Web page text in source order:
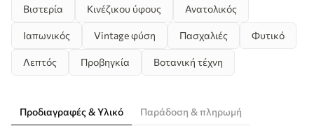
Βιστερία Κινέζικου ύφους Ανατολικός
Ιαπωνικός Vintage φύση Πασχαλιές Φυτικό
Λεπτός Προβηγκία Βοτανική τέχνη
Προδιαγραφές & Υλικό
Παράδοση & πληρωμή